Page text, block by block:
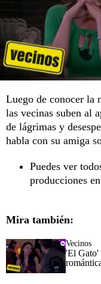
Luego de conocer la
las vecinas suben al
de lágrimas y
habla con su amiga
Puedes ver
producciones en
Mira también:
Vecinos
'El Gato'